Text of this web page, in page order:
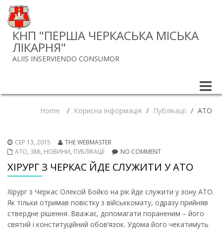
КНП "ПЕРША ЧЕРКАСЬКА МІСЬКА
ЛІКАРНЯ"
ALIIS INSERVIENDO CONSUMOR
Toggle
Home
/ Корисна інформація / Публікації / АТО
СЕР 13, 2015
THE WEBMASTER
АТО, ЗМІ, НОВИНИ, ПУБЛІКАЦІЇ NO COMMENT
ХІРУРГ З ЧЕРКАС ЙДЕ СЛУЖИТИ У АТО
Хірург з Черкас Олексій Бойко на рік йде служити у зону АТО.
Як тільки отримав повістку з військкомату, одразу прийняв
ствердне рішення. Вважає, допомагати пораненим – його
святий і конституційний обов’язок. Удома його чекатимуть